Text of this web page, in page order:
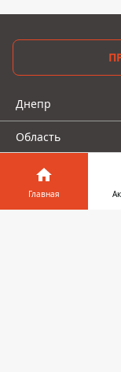
Днепр
Область
Украина
Главная